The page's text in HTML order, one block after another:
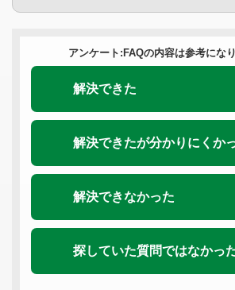
アンケート:FAQの内容は参考にな
解決できた
解決できたが分かりにくか
解決できなかった
探していた質問ではなかっ